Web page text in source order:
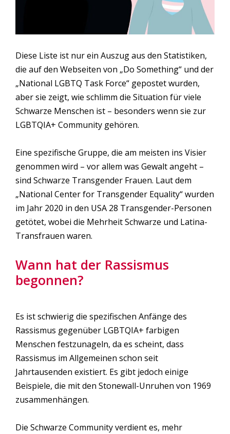
Diese Liste ist nur ein Auszug aus den Statistiken,
die auf den Webseiten von „Do Something“ und der
„National LGBTQ Task Force“ gepostet wurden,
aber sie zeigt, wie schlimm die Situation für viele
Schwarze Menschen ist – besonders wenn sie zur
LGBTQIA+ Community gehören.
Eine spezifische Gruppe, die am meisten ins Visier
genommen wird – vor allem was Gewalt angeht –
sind Schwarze Transgender Frauen. Laut dem
„National Center for Transgender Equality“ wurden
im Jahr 2020 in den USA 28 Transgender-Personen
getötet, wobei die Mehrheit Schwarze und Latina-
Transfrauen waren.
Wann hat der Rassismus
begonnen?
Es ist schwierig die spezifischen Anfänge des
Rassismus gegenüber LGBTQIA+ farbigen
Menschen festzunageln, da es scheint, dass
Rassismus im Allgemeinen schon seit
Jahrtausenden existiert. Es gibt jedoch einige
Beispiele, die mit den Stonewall-Unruhen von 1969
zusammenhängen.
Die Schwarze Community verdient es, mehr